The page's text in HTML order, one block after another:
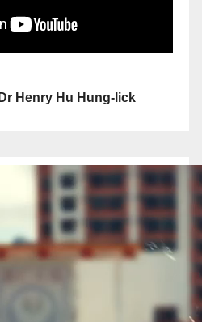
Henry Hu Hung-lick